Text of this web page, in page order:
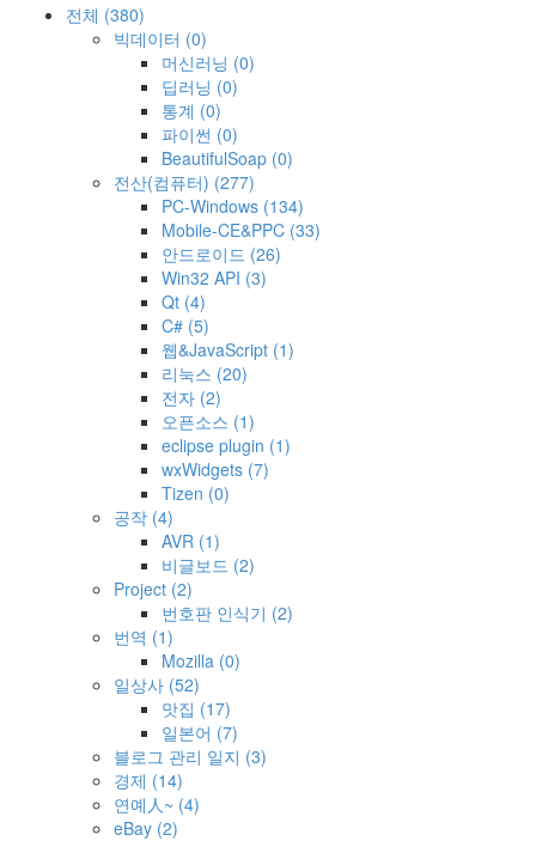
전체 (380)
빅데이터 (0)
머신러닝 (0)
딥러닝 (0)
통계 (0)
파이썬 (0)
BeautifulSoap (0)
전산(컴퓨터) (277)
PC-Windows (134)
Mobile-CE&PPC (33)
안드로이드 (26)
Win32 API (3)
Qt (4)
C# (5)
웹&JavaScript (1)
리눅스 (20)
전자 (2)
오픈소스 (1)
eclipse plugin (1)
wxWidgets (7)
Tizen (0)
공작 (4)
AVR (1)
비글보드 (2)
Project (2)
번호판 인식기 (2)
번역 (1)
Mozilla (0)
일상사 (52)
맛집 (17)
일본어 (7)
블로그 관리 일지 (3)
경제 (14)
연예人~ (4)
eBay (2)